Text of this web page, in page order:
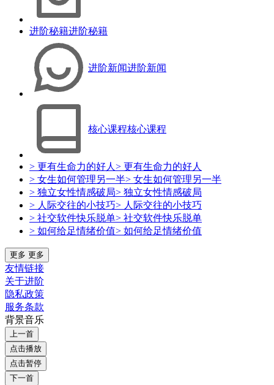
进阶秘籍进阶秘籍
进阶新闻进阶新闻
核心课程核心课程
> 更有生命力的好人 > 更有生命力的好人
> 女生如何管理另一半> 女生如何管理另一半
> 独立女性情感破局> 独立女性情感破局
> 人际交往的小技巧> 人际交往的小技巧
> 社交软件快乐脱单> 社交软件快乐脱单
> 如何给足情绪价值> 如何给足情绪价值
更多 更多
友情链接
关于进阶
隐私政策
服务条款
背景音乐
上一首
点击播放
点击暂停
下一首